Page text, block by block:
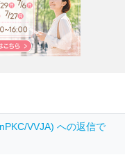
VVJA) への返信で